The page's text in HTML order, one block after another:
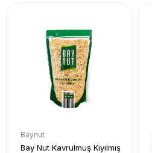
Baynut
Bay Nut Kavrulmuş Kıyılmış